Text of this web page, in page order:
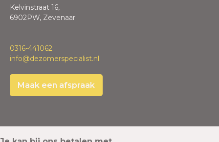
Kelvinstraat 16,
6902PW, Zevenaar
0316-441062
info@dezomerspecialist.nl
Maak een afspraak